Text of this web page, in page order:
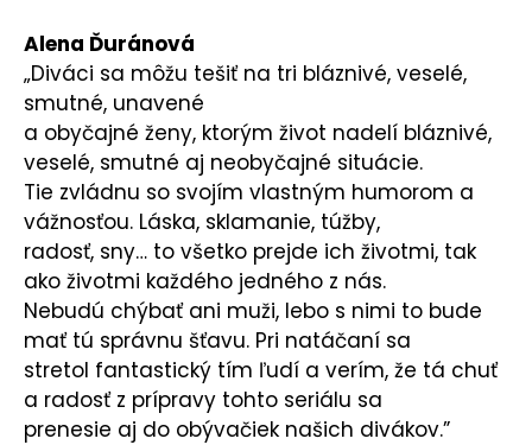
Alena Ďuránová
„Diváci sa môžu tešiť na tri bláznivé, veselé,
smutné, unavené
a obyčajné ženy, ktorým život nadelí bláznivé,
veselé, smutné aj neobyčajné situácie.
Tie zvládnu so svojím vlastným humorom a
vážnosťou. Láska, sklamanie, túžby,
radosť, sny… to všetko prejde ich životmi, tak
ako životmi každého jedného z nás.
Nebudú chýbať ani muži, lebo s nimi to bude
mať tú správnu šťavu. Pri natáčaní sa
stretol fantastický tím ľudí a verím, že tá chuť
a radosť z prípravy tohto seriálu sa
prenesie aj do obývačiek našich divákov.”